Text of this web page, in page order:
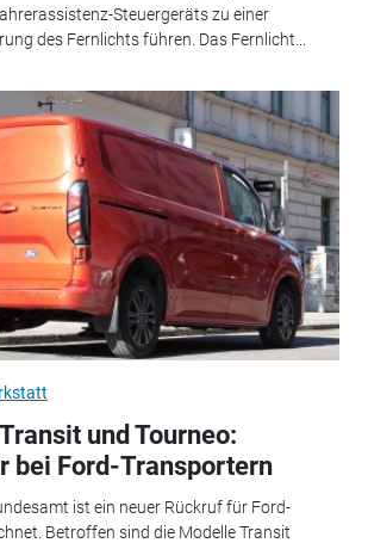
Steuergeräts zu einer
des Fernlichts führen. Das Fernlicht...
und Tourneo:
bei Ford-Transportern
ist ein neuer Rückruf für Ford-
Betroffen sind die Modelle Transit